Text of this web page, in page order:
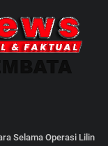
Selama Operasi Lilin